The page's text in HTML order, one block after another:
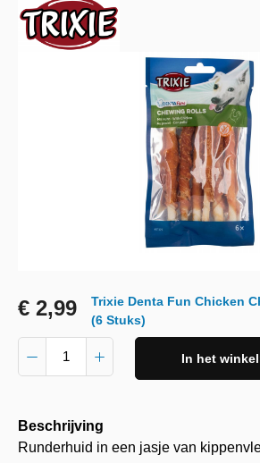
€ 2,99
Trixie Denta Fun Chicken
(6 Stuks)
In het
Beschrijving
Runderhuid in een jasje van